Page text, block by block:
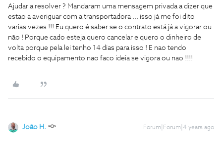
Ajudar a resolver ? Mandaram uma mensagem privada a dizer que
estao a averiguar com a transportadora ... isso já me foi dito
varias vezes !!! Eu quero é saber se o contrato está já a vigorar ou
não ! Porque cado esteja quero cancelar e quero o dinheiro de
volta porque pela lei tenho 14 dias para isso ! E nao tendo
recebido o equipamento nao faco ideia se vigora ou nao !!!!
João H. Forum|Forum|4 years ago